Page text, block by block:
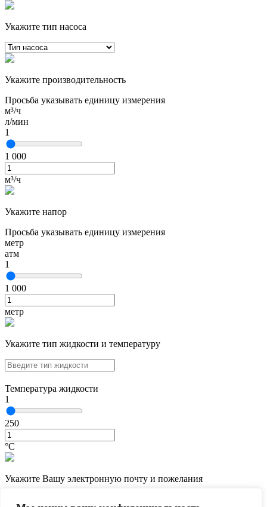
Укажите тип насоса
Укажите производительность
Просьба указывать единицу измерения
м³/ч
л/мин
1
1 000
м³/ч
Укажите напор
Просьба указывать единицу измерения
метр
атм
1
1 000
метр
Укажите тип жидкости и температуру
Температура жидкости
1
250
°С
Укажите Вашу электронную почту и пожелания